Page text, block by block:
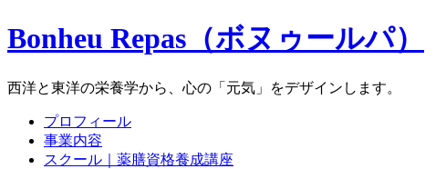
Bonheu Repas（ボヌゥールパ）
西洋と東洋の栄養学から、心の「元気」をデザインします。
プロフィール
事業内容
スクール｜薬膳資格養成講座